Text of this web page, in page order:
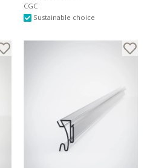
CGC
Sustainable choice